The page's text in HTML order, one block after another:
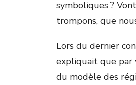
symboliques ?
trompons, que
Lors du dernier
expliquait que par
du modèle des